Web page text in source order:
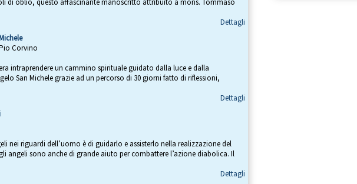
di oblio, questo affascinante manoscritto attribuito a mons. Tommaso
Dettagli
Corvino
intraprendere un cammino spirituale guidato dalla luce e dalla
San Michele grazie ad un percorso di 30 giorni fatto di riflessioni,
Dettagli
nei riguardi dell’uomo è di guidarlo e assisterlo nella realizzazione del
angeli sono anche di grande aiuto per combattere l’azione diabolica. Il
Dettagli